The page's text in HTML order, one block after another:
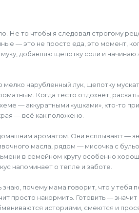
Не то чтобы я следовал строгому
— это не просто еда, это момент,
добавляю щепотку соли и начинаю
нарубленный лук, щепотку
Когда тесто отдохнёт,
— аккуратными «ушками», кто-то
— всё как положено.
ароматом. Они всплывают —
масла, рядом — мисочка с
в семейном кругу особенно
напоминает о тепле и заботе.
почему мама говорит, что у тебя
просто накормить. Готовить — значит
историями, смеются и